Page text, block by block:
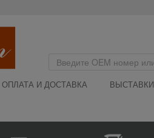
ОПЛАТА И ДОСТАВКА ВЫСТАВКИ